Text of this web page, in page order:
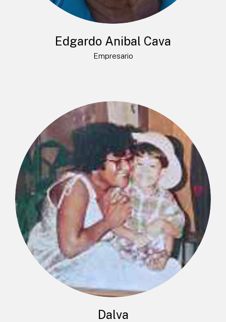
Edgardo Anibal Cava
Empresario
Dalva